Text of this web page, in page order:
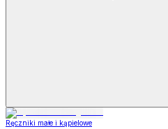
Ręczniki małe i kąpielowe